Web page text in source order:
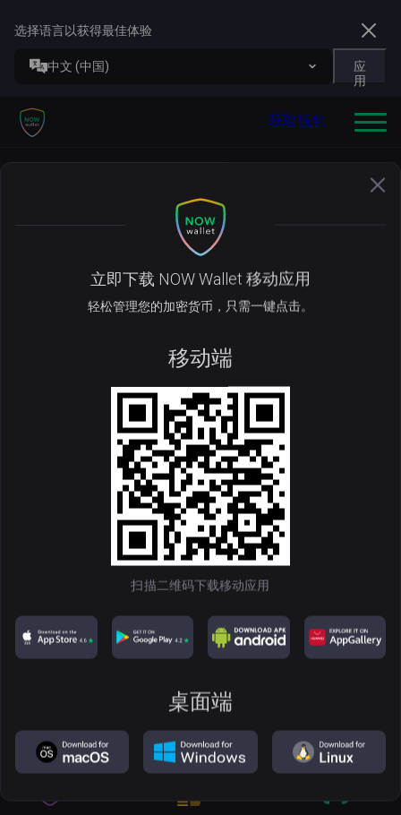
选择语言以获得最佳体验
中文 (中国)
应
用
获取钱包
上一页
使用 NOW Wallet 管理你的
TRUMP
OFFICIAL TRUMP
100TRUMP
立即下载 NOW Wallet 移动应用
轻松管理您的加密货币，只需一键点击。
移动端
扫描二维码下载移动应用
桌面端